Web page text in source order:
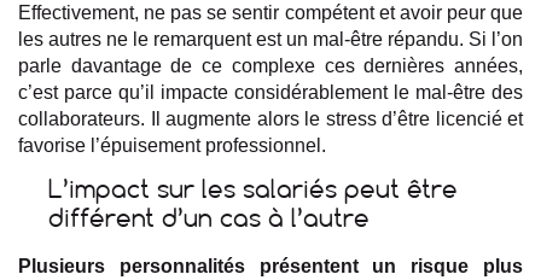
Effectivement, ne pas se sentir compétent et avoir peur que
les autres ne le remarquent est un mal-être répandu. Si l’on
parle davantage de ce complexe ces dernières années,
c’est parce qu’il impacte considérablement le mal-être des
collaborateurs. Il augmente alors le stress d’être licencié et
favorise l’épuisement professionnel.
L’impact sur les salariés peut être
différent d’un cas à l’autre
Plusieurs personnalités présentent un risque plus